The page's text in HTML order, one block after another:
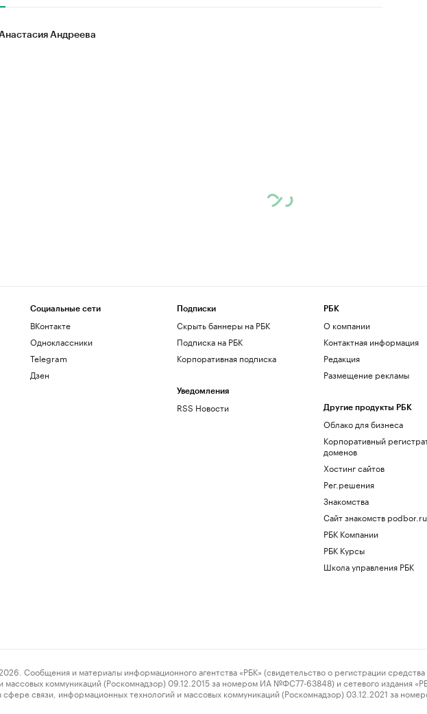
Андреева
Социальные сети
ВКонтакте
Одноклассники
Telegram
Дзен
Подписки
Скрыть баннеры на РБК
Подписка на РБК
Корпоративная подписка
Уведомления
RSS Новости
РБК
О компании
Контактная информация
Редакция
Размещение рекламы
Другие продукты РБК
Облако для бизнеса
Корпоративный
доменов
Хостинг сайтов
Рег.решения
Знакомства
Сайт знакомств podbor.ru
РБК Компании
РБК Курсы
Школа управления РБК
и материалы информационного агентства «РБК» (свидетельство о регистрации
коммуникаций (Роскомнадзор) 09.12.2015 за номером ИА №ФС77-63848) и сетевого издания
связи, информационных технологий и массовых коммуникаций (Роскомнадзор) 03.12.2021 за